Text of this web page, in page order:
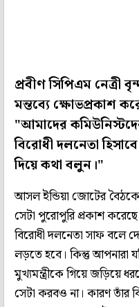
প্রবীণ সিপিএম নেত্রী
মন্তব্যে ক্ষোভপ্রকাশ
"আমাদের
বিরোধী দলনেতা
দিয়ে কথা বলুন।"
আসল ইন্ডিয়া জোটের বৈঠকে
সেটা পুরোপুরি প্রকাশ
বিরোধী দলনেতা সাফ বলে
লড়তে হবে। কিন্তু আপনারা
মুখ্যমন্ত্রীকে গিয়ে জড়িয়ে
সেটা করবও না। কারণ তাঁর